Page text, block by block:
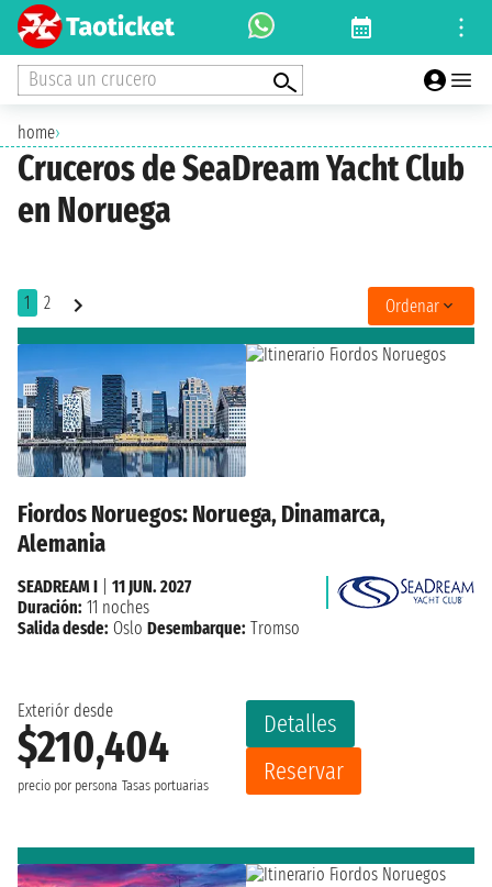
Busca un crucero
home›
Cruceros de SeaDream Yacht Club
en Noruega
1 2 Ordenar
Fiordos Noruegos: Noruega, Dinamarca,
Alemania
Exteriór desde
$210,404
precio por persona Tasas portuarias
Detalles
Reservar
SEADREAM I
11 JUN. 2027
Duración: 11 noches
Salida desde: Oslo Desembarque: Tromso